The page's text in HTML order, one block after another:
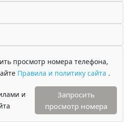
просмотр номера телефона,
Правила и политику сайта .
и
Запросить
просмотр номера